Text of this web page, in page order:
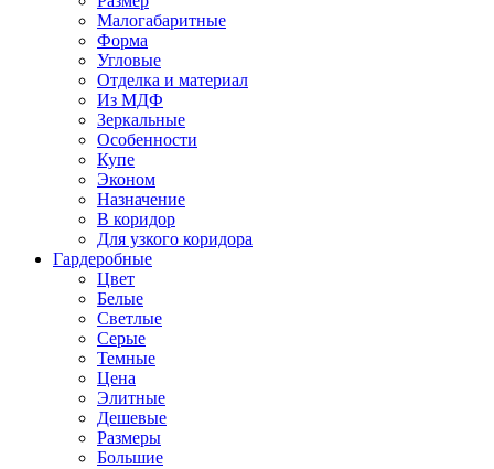
Малогабаритные
Форма
Угловые
Отделка и материал
Из МДФ
Зеркальные
Особенности
Купе
Эконом
Назначение
В коридор
Для узкого коридора
Гардеробные
Цвет
Белые
Светлые
Серые
Темные
Цена
Элитные
Дешевые
Размеры
Большие